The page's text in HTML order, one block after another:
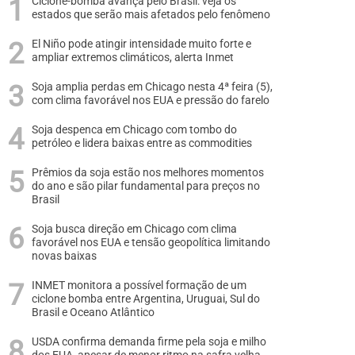
estados que serão mais afetados pelo fenômeno
El Niño pode atingir intensidade muito forte e
ampliar extremos climáticos, alerta Inmet
Soja amplia perdas em Chicago nesta 4ª feira (5),
com clima favorável nos EUA e pressão do farelo
Soja despenca em Chicago com tombo do
petróleo e lidera baixas entre as commodities
Prêmios da soja estão nos melhores momentos
do ano e são pilar fundamental para preços no
Brasil
Soja busca direção em Chicago com clima
favorável nos EUA e tensão geopolítica limitando
novas baixas
INMET monitora a possível formação de um
ciclone bomba entre Argentina, Uruguai, Sul do
Brasil e Oceano Atlântico
USDA confirma demanda firme pela soja e milho